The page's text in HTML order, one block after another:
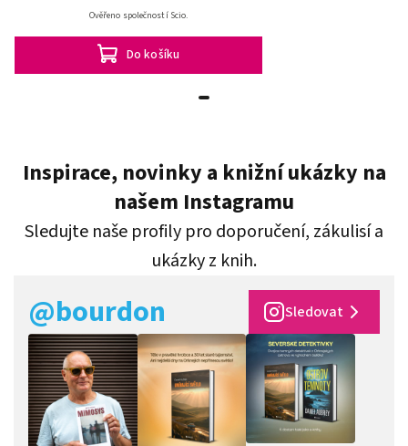
Do košíku
Ověřeno společností Scio.
Inspirace, novinky a knižní ukázky na
našem Instagramu
Sledujte naše profily pro doporučení, zákulisí a
ukázky z knih.
@bourdon Sledovat